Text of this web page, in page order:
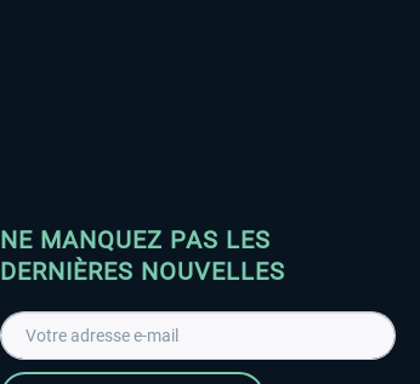
NE MANQUEZ PAS LES
DERNIÈRES NOUVELLES